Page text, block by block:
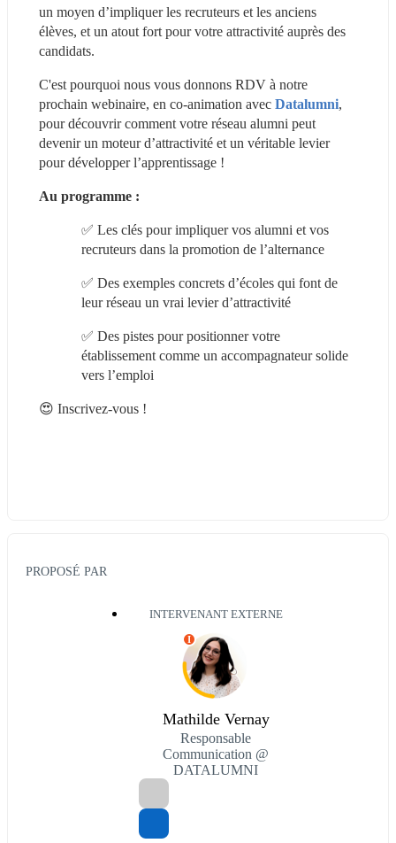
un moyen d’impliquer les recruteurs et les anciens
élèves, et un atout fort pour votre attractivité auprès des
candidats.
C'est pourquoi nous vous donnons RDV à notre
prochain webinaire, en co-animation avec Datalumni,
pour découvrir comment votre réseau alumni peut
devenir un moteur d’attractivité et un véritable levier
pour développer l’apprentissage !
Au programme :
✅ Les clés pour impliquer vos alumni et vos
recruteurs dans la promotion de l’alternance
✅ Des exemples concrets d’écoles qui font de
leur réseau un vrai levier d’attractivité
✅ Des pistes pour positionner votre
établissement comme un accompagnateur solide
vers l’emploi
😍 Inscrivez-vous !
PROPOSÉ PAR
INTERVENANT EXTERNE
I
Mathilde Vernay
Responsable
Communication @
DATALUMNI